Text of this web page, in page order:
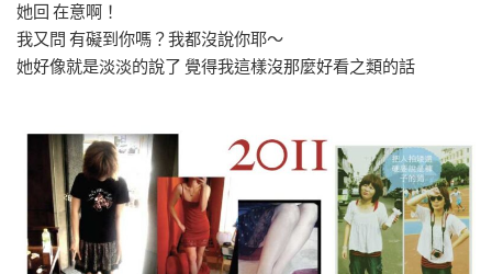
她回 在意啊！
我又問 有礙到你嗎？我都沒說你耶～
她好像就是淡淡的說了 覺得我這樣沒那麼好看之類的話